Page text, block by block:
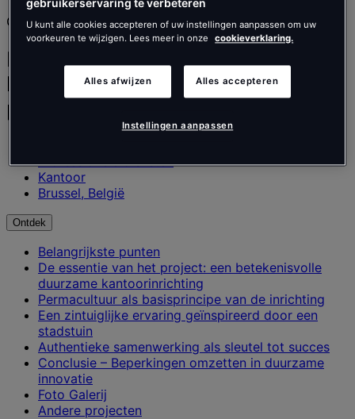
mensen,
plaatsen,
nieuws
en
inzichten
Casestudy
Duurzame en collaboratieve
kantoorinrichting geïnspireerd door
permacultuur
Professionele diensten
Kantoor
Brussel, België
Ontdek
Belangrijkste punten
De essentie van het project: een betekenisvolle
duurzame kantoorinrichting
Permacultuur als basisprincipe van de inrichting
Een zintuiglijke ervaring geïnspireerd door een
stadstuin
Authentieke samenwerking als sleutel tot succes
Conclusie – Beperkingen omzetten in duurzame
innovatie
Foto Galerij
Andere projecten
gebruikerservaring te verbeteren
U kunt alle cookies accepteren of uw instellingen aanpassen om uw
voorkeuren te wijzigen. Lees meer in onze
cookieverklaring.
Alles afwijzen Alles accepteren
Instellingen aanpassen